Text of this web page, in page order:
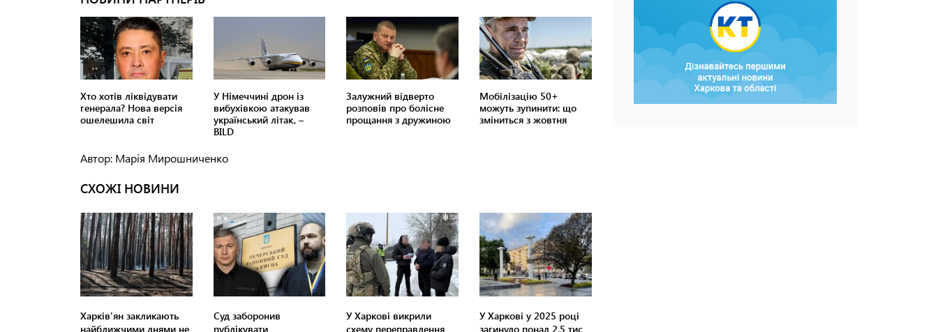
Автор: Марія Мирошниченко
СХОЖІ НОВИНИ
Харків'ян закликають
найближчими днями не
Суд заборонив
публікувати
У Харкові викрили
схему переправлення
У Харкові у 2025 році
загинуло понад 2,5 тис